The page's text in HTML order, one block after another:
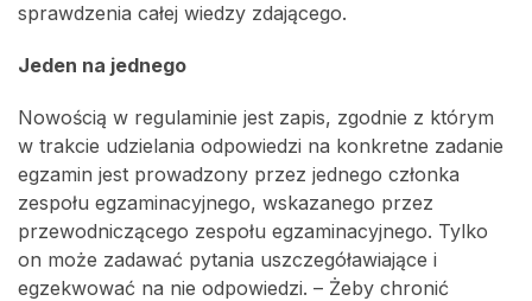
sprawdzenia całej wiedzy zdającego.
Jeden na jednego
Nowością w regulaminie jest zapis, zgodnie z którym
w trakcie udzielania odpowiedzi na konkretne zadanie
egzamin jest prowadzony przez jednego członka
zespołu egzaminacyjnego, wskazanego przez
przewodniczącego zespołu egzaminacyjnego. Tylko
on może zadawać pytania uszczegóławiające i
egzekwować na nie odpowiedzi. – Żeby chronić